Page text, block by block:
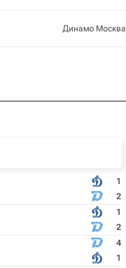
Динамо Москва
1
2
1
2
4
1